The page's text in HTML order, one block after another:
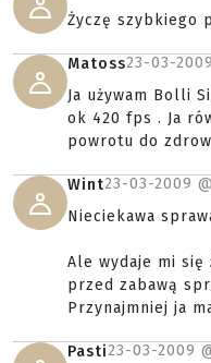
Życzę szybkiego
Matoss23-03-
Ja używam Bolli
ok 420 fps . Ja
powrotu do
Wint23-03-2009 @
Nieciekawa
Ale wydaje mi się
przed zabawą
Przynajmniej ja
Pasti23-03-2009